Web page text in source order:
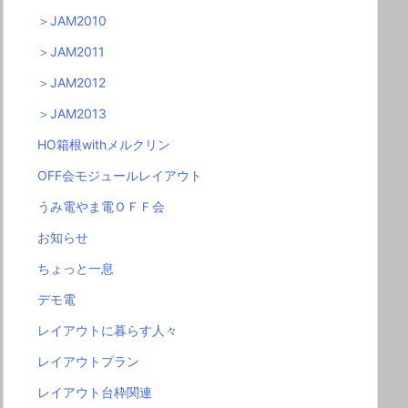
＞JAM2010
＞JAM2011
＞JAM2012
＞JAM2013
HO箱根withメルクリン
OFF会モジュールレイアウト
うみ電やま電ＯＦＦ会
お知らせ
ちょっと一息
デモ電
レイアウトに暮らす人々
レイアウトプラン
レイアウト台枠関連